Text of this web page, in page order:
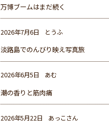
万博ブームはまだ続く
2026年7月6日 とうふ
淡路島でのんびり映え写真旅
2026年6月5日 あむ
潮の香りと筋肉痛
2026年5月22日 あっこさん